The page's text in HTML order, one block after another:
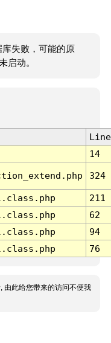
失败，可能的原
启动。
Line
14
324
211
62
94
76
由此给您带来的访问不便我